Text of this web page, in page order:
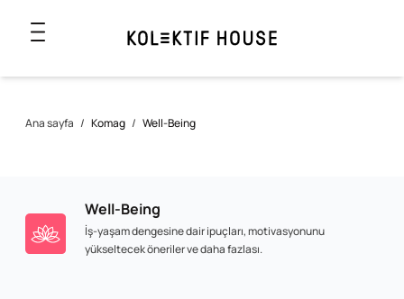
Ana sayfa / Komag / Well-Being
Well-Being
İş-yaşam dengesine dair ipuçları, motivasyonunu
yükseltecek öneriler ve daha fazlası.